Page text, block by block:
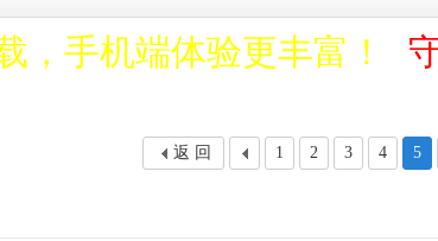
，手机端体验更丰富！
1 2 3 4 5
返 回